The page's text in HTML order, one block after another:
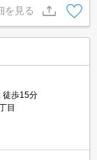
を見る
徒歩15分
目